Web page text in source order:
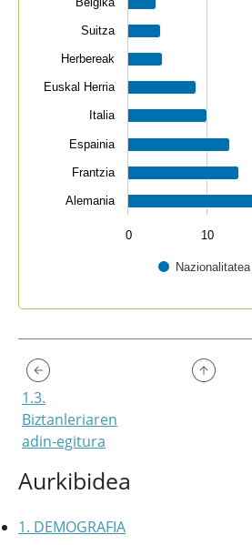
Aurkibidea
1. DEMOGRAFIA
Nazionalitatea
Suitza
Herbereak
Euskal Herria
Italia
Espainia
Frantzia
Alemania
0 10
1.3.
Biztanleriaren
adin-egitura